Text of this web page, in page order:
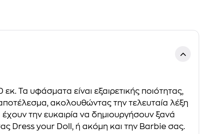
Τα υφάσματα είναι εξαιρετικής ποιότητας,
ακολουθώντας την τελευταία λέξη
την ευκαιρία να δημιουργήσουν ξανά
Dress your Doll, ή ακόμη και την Barbie σας.